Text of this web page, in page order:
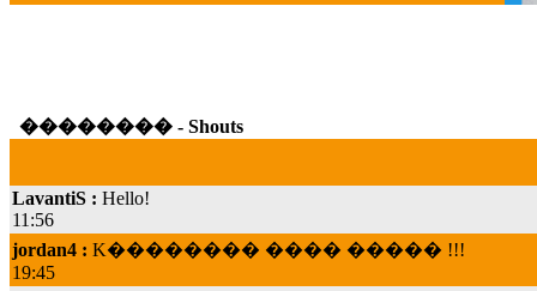
�������� - Shouts
11:56
jordan4 :
19:45
LavantiS :